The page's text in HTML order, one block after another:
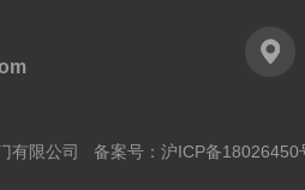
有限公司 备案号： 沪ICP备18026450